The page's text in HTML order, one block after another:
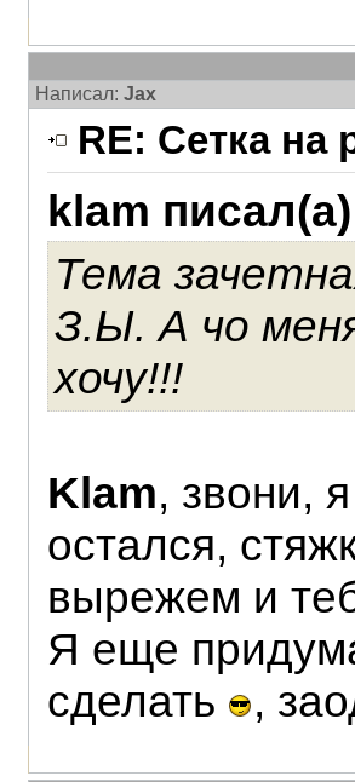
Написал: Jax
RE: Сетка на
klam
Тема
З.Ы. А чо
хочу!!!
Klam, звони,
остался,
вырежем и
Я еще
сделать
,